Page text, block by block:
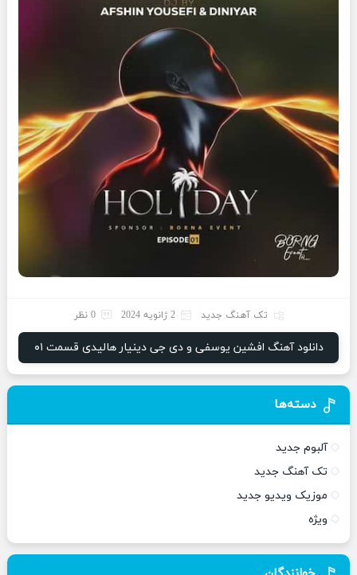
تک آهنگ جدید 2 ژانویه 2024 0 نظر
دانلود آهنگ افشین یوسفی و دی جی دینیار هالیدی قسمت ۰۱
دسته‌ها
آلبوم جدید
تک آهنگ جدید
موزیک ویدیو جدید
ویژه